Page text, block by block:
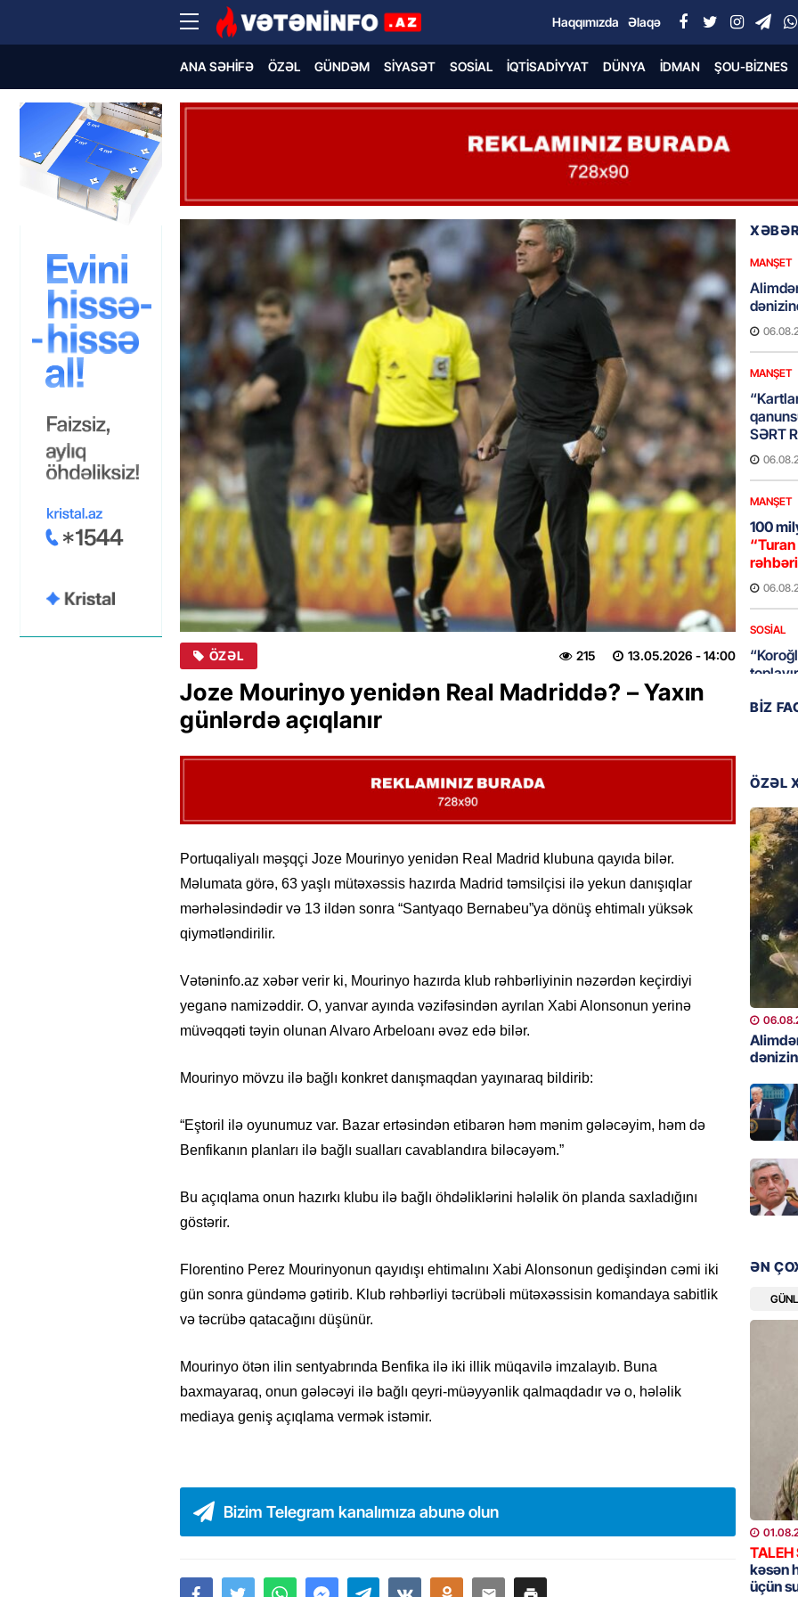
Haqqımızda Əlaqə
ANA SƏHIFƏ ÖZƏL GÜNDƏM SIYASƏT SOSIAL İQTISADIYYAT DÜNYA İDMAN ŞOU-BIZNES
ÖZƏL 13.05.2026 - 14:00
215
Joze Mourinyo yenidən Real Madriddə? – Yaxın
günlərdə açıqlanır
Portuqaliyalı məşqçi Joze Mourinyo yenidən Real Madrid klubuna qayıda bilər.
Məlumata görə, 63 yaşlı mütəxəssis hazırda Madrid təmsilçisi ilə yekun danışıqlar
mərhələsindədir və 13 ildən sonra “Santyaqo Bernabeu”ya dönüş ehtimalı yüksək
qiymətləndirilir.
Vətəninfo.az xəbər verir ki, Mourinyo hazırda klub rəhbərliyinin nəzərdən keçirdiyi
yeganə namizəddir. O, yanvar ayında vəzifəsindən ayrılan Xabi Alonsonun yerinə
müvəqqəti təyin olunan Alvaro Arbeloanı əvəz edə bilər.
Mourinyo mövzu ilə bağlı konkret danışmaqdan yayınaraq bildirib:
“Eştoril ilə oyunumuz var. Bazar ertəsindən etibarən həm mənim gələcəyim, həm də
Benfikanın planları ilə bağlı sualları cavablandıra biləcəyəm.”
Bu açıqlama onun hazırkı klubu ilə bağlı öhdəliklərini hələlik ön planda saxladığını
göstərir.
Florentino Perez Mourinyonun qayıdışı ehtimalını Xabi Alonsonun gedişindən cəmi iki
gün sonra gündəmə gətirib. Klub rəhbərliyi təcrübəli mütəxəssisin komandaya sabitlik
və təcrübə qatacağını düşünür.
Mourinyo ötən ilin sentyabrında Benfika ilə iki illik müqavilə imzalayıb. Buna
baxmayaraq, onun gələcəyi ilə bağlı qeyri-müəyyənlik qalmaqdadır və o, hələlik
mediaya geniş açıqlama vermək istəmir.
Bizim Telegram kanalımıza abunə olun
MANŞET
MANŞET
SƏRT
MANŞET
100
rəhbəri
SOSIAL
GÜNDƏM
etdiyi
DOSYE
GÜNDƏM
David
bağlı
DÜNYA
əl-
YAP
GÜNDƏM
Tramp
BIZ
ÖZƏL
ƏN
TALEH
kəsən
üçün